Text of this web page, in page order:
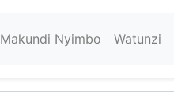
Makundi Nyimbo Watunzi